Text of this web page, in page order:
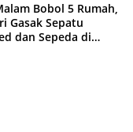
Bobol 5 Rumah,
Gasak Sepatu
dan Sepeda di